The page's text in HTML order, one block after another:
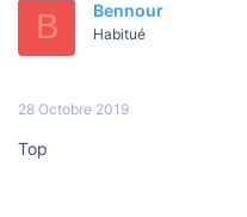
B Bennour
Habitué
28 Octobre 2019
Top